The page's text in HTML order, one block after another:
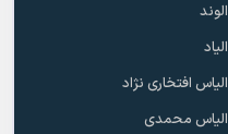
الوند
الیاد
الیاس افتخاری نژاد
الیاس محمدی